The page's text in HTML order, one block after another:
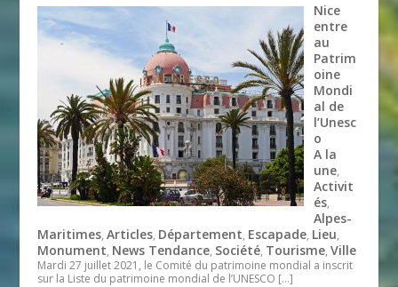
Nice
entre
au
Patrim
oine
Mondi
al de
l’Unesc
o
A la
une,
Activit
és,
Alpes-
Maritimes,Articles, Département, Escapade, Lieu,
Monument, News Tendance, Société, Tourisme,Ville
Mardi 27 juillet 2021, le Comité du patrimoine mondial a inscrit
sur la Liste du patrimoine mondial de l’UNESCO […]